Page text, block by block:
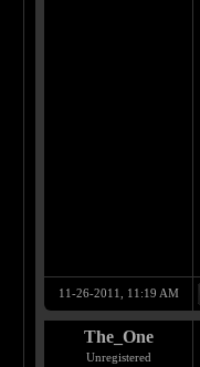
11-26-2011, 11:19 AM
The_One
Unregistered